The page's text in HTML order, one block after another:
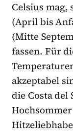
Celsius
(April bis
(Mitte
fassen. Für
akzeptabel
die Costa del